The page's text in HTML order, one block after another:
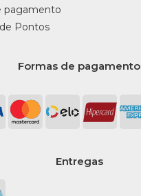
pagamento
Pontos
Formas de pagamento
Entregas